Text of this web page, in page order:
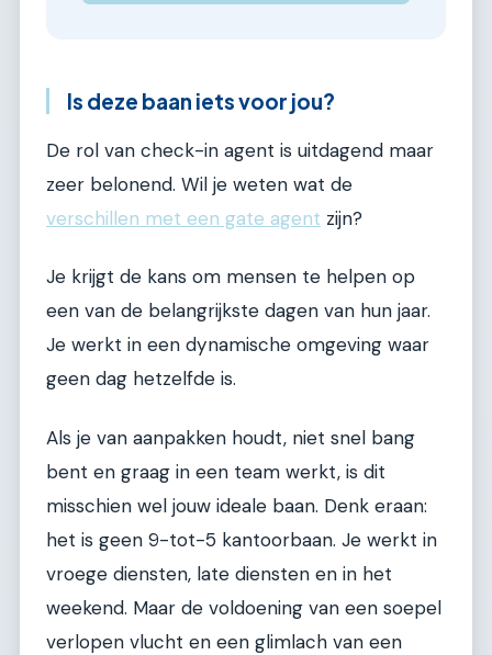
Is deze baan iets voor jou?
De rol van check-in agent is uitdagend maar
zeer belonend. Wil je weten wat de
verschillen met een gate agent zijn?
Je krijgt de kans om mensen te helpen op
een van de belangrijkste dagen van hun jaar.
Je werkt in een dynamische omgeving waar
geen dag hetzelfde is.
Als je van aanpakken houdt, niet snel bang
bent en graag in een team werkt, is dit
misschien wel jouw ideale baan. Denk eraan:
het is geen 9-tot-5 kantoorbaan. Je werkt in
vroege diensten, late diensten en in het
weekend. Maar de voldoening van een soepel
verlopen vlucht en een glimlach van een